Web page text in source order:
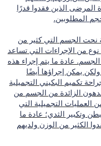
المرضى الذين فقدوا قدرًا
المطلوبين.
نحت الجسم التي كثير من
من الإجراءات التي تساعد
عادة ما يتم إجراء هذه
يمكن إجراؤها أيضًا
تكميم البكيني التجميلية
الزائدة من الجسم من
التجميلية التي
وتكبير الثدي؛ عادة ما
الكثير من الوزن ولديهم